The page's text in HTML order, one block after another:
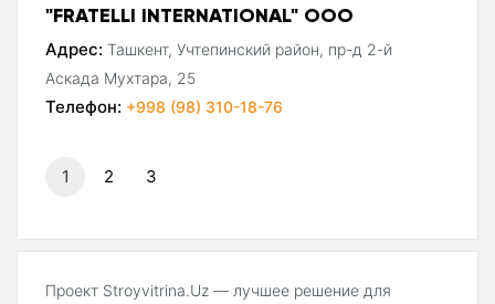
"FRATELLI INTERNATIONAL" ООО
Адрес: Ташкент, Учтепинский район, пр-д 2-й
Аскада Мухтара, 25
Телефон: +998 (98) 310-18-76
1 2 3
Проект Stroyvitrina.Uz — лучшее решение для